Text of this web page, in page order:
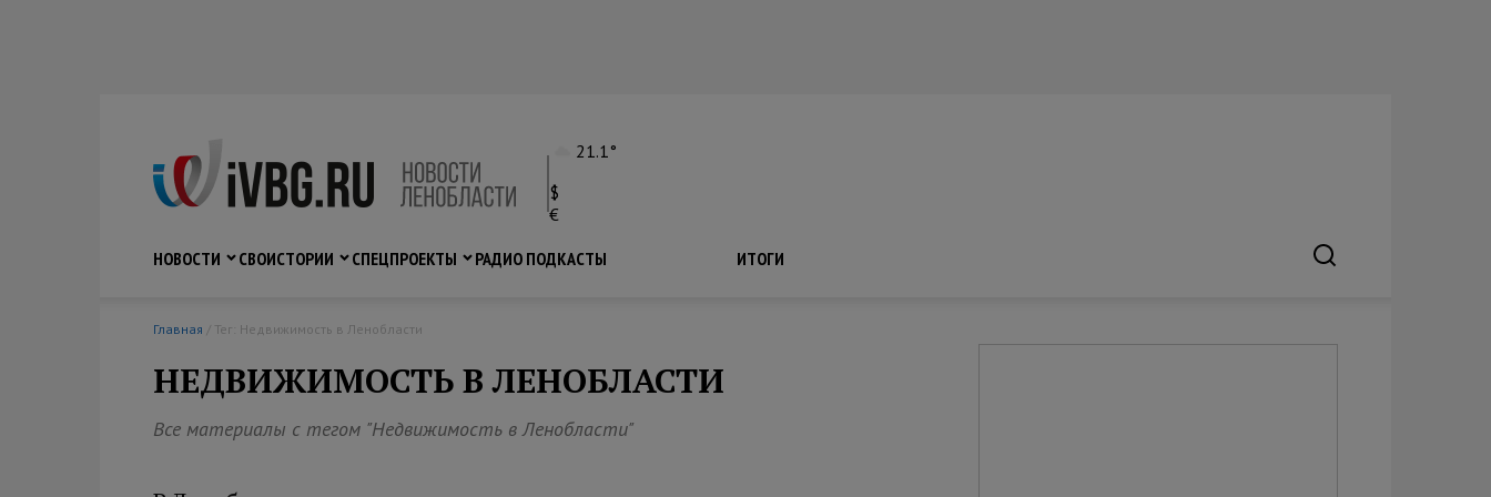
21.1°
$
€
НОВОСТИ
СВОИСТОРИИ СПЕЦПРОЕКТЫ РАДИО ПОДКАСТЫ ИТОГИ
Главная / Тег: Недвижимость в Ленобласти
НЕДВИЖИМОСТЬ В ЛЕНОБЛАСТИ
Все материалы с тегом "Недвижимость в Ленобласти"